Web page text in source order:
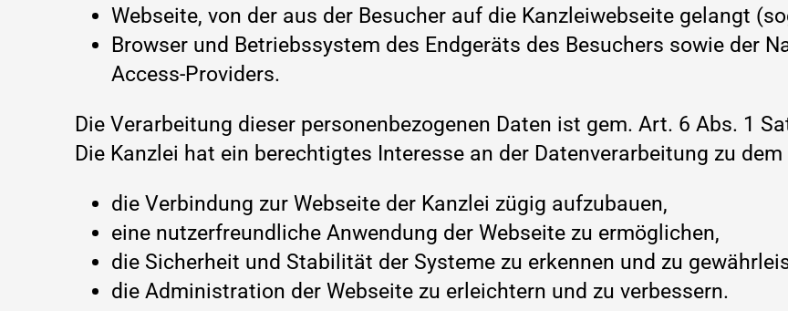
Webseite, von der aus der Besucher auf die Kanzleiwebseite gelangt
Browser und Betriebssystem des Endgeräts des Besuchers sowie der
Access-Providers.
Die Verarbeitung dieser personenbezogenen Daten ist gem. Art. 6 Abs. 1
Die Kanzlei hat ein berechtigtes Interesse an der Datenverarbeitung zu dem
die Verbindung zur Webseite der Kanzlei zügig aufzubauen,
eine nutzerfreundliche Anwendung der Webseite zu ermöglichen,
die Sicherheit und Stabilität der Systeme zu erkennen und zu
die Administration der Webseite zu erleichtern und zu verbessern.